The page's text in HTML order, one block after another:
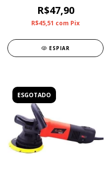
R$47,90
R$45,51 com Pix
ESPIAR
ESGOTADO